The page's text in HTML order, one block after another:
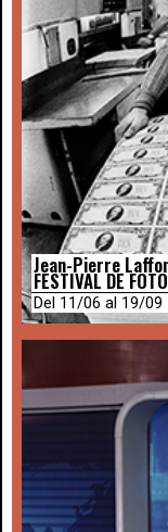
Jean-Pierre
FESTIVAL DE
Del 11/06 al 19/09